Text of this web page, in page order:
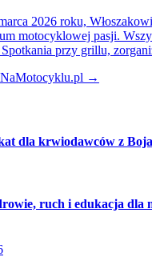
2026 roku,
motocyklowej pasji.
przy grillu,
→
dla krwiodawców z
ruch i edukacja dla